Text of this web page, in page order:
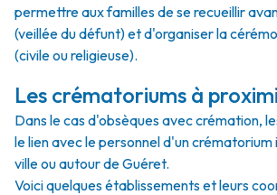
permettre aux familles de se recueillir
(veillée du défunt) et d'organiser la
(civile ou religieuse).
Les crématoriums à
Dans le cas d'obsèques avec crémation,
le lien avec le personnel d'un
ville ou autour de Guéret.
Voici quelques établissements et leurs